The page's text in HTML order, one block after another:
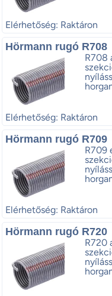
Elérhetőség: Raktáron
Hörmann rugó R708
R708
Elérhetőség: Raktáron
Hörmann rugó R709
R709
Elérhetőség: Raktáron
Hörmann rugó R720
R720